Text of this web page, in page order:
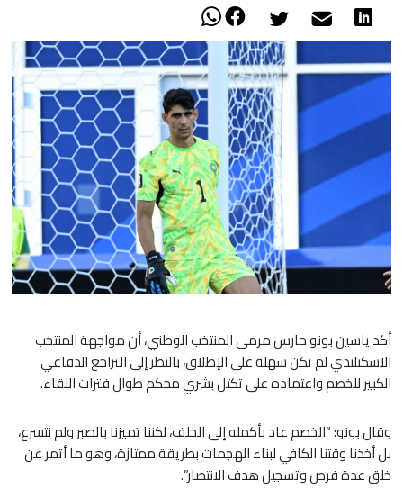
أكد ياسين بونو حارس مرمى المنتخب الوطني، أن مواجهة المنتخب
الاسكتلندي لم تكن سهلة على الإطلاق، بالنظر إلى التراجع الدفاعي
الكبير للخصم واعتماده على تكتل بشري محكم طوال فترات اللقاء.
​وقال بونو: “الخصم عاد بأكمله إلى الخلف، لكننا تميزنا بالصبر ولم نتسرع،
بل أخذنا وقتنا الكافي لبناء الهجمات بطريقة ممتازة، وهو ما أثمر عن
خلق عدة فرص وتسجيل هدف الانتصار”.